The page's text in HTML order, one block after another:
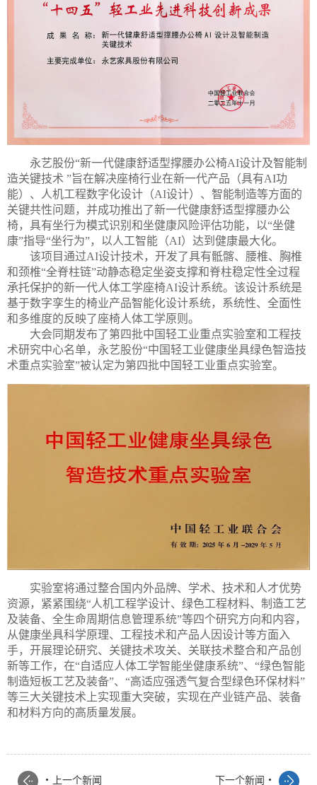
永艺股份“新一代健康舒适型撑腰办公椅AI设计及智能制
造关键技术 ”旨在解决座椅行业在新一代产品（具有AI功
能）、人机工程数字化设计（AI设计）、智能制造等方面的
关键共性问题，并成功推出了新一代健康舒适型撑腰办公
椅，具有坐行为模式识别和坐健康风险评估功能，以“坐健
康”指导“坐行为”，以人工智能（AI）达到健康最大化。
该项目通过AI设计技术，开发了具有骶髂、腰椎、胸椎
和颈椎“全脊柱链”动静态稳定坐姿支撑和脊柱稳定性全过程
承托保护的新一代人体工学座椅AI设计系统。该设计系统是
基于数字孪生的椅业产品智能化设计系统，系统性、全面性
和多维度的反映了座椅人体工学原则。
大会同期发布了第四批中国轻工业重点实验室和工程技
术研究中心名单，永艺股份“中国轻工业健康坐具绿色智造技
术重点实验室”被认定为第四批中国轻工业重点实验室。
实验室将通过整合国内外品牌、学术、技术和人才优势
资源，紧紧围绕“人机工程学设计、绿色工程材料、制造工艺
及装备、全生命周期信息管理系统”等四个研究方向和内容，
从健康坐具科学原理、工程技术和产品人因设计等方面入
手，开展理论研究、关键技术攻关、关联技术整合和产品创
新等工作，在“自适应人体工学智能坐健康系统”、“绿色智能
制造短板工艺及装备”、“高适应强透气复合型绿色环保材料”
等三大关键技术上实现重大突破，实现在产业链产品、装备
和材料方向的高质量发展。
. 上一个新闻 下一个新闻 .